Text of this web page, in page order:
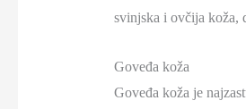
svinjska i ovčija koža,
Goveđa koža
Goveđa koža je